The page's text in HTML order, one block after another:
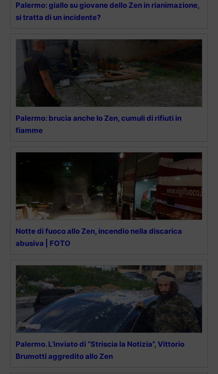
Palermo: giallo su giovane dello Zen in rianimazione,
si tratta di un incidente?
Palermo: brucia anche lo Zen, cumuli di rifiuti in
fiamme
Notte di fuoco allo Zen, incendio nella discarica
abusiva | FOTO
Palermo. L’inviato di “Striscia la Notizia”, Vittorio
Brumotti aggredito allo Zen